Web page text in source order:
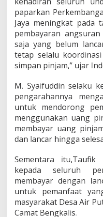
a
r
B
a
g
i
a
i
l
T
a
h
u
n
2
,
B
u
paparkan
Jaya meningkat pada
pembayaran
saja yang belum
tetap selalu
simpan pinjam,” ujar
M. Syaifuddin selaku
pengarahannya
untuk mendorong
menggunakan uang
membayar uang
dan lancar hingga
Sementara itu,Taufik
kepada seluruh
membayar dengan
untuk pemanfaat
masyarakat Desa Air
Camat Bengkalis.